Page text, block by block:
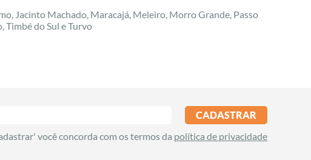
Jacinto Machado, Maracajá, Meleiro, Morro Grande, Passo
Timbé do Sul e Turvo
CADASTRAR
você concorda com os termos da política de privacidade